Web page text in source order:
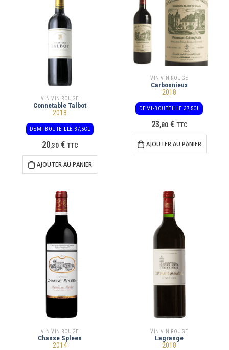
VIN VIN ROUGE
Connetable Talbot
2018
DEMI-BOUTEILLE 37,5CL
20,30 € TTC
AJOUTER AU PANIER
VIN VIN ROUGE
Carbonnieux
2018
DEMI-BOUTEILLE 37,5CL
23,80 € TTC
AJOUTER AU PANIER
VIN VIN ROUGE
Chasse Spleen
2014
VIN VIN ROUGE
Lagrange
2018